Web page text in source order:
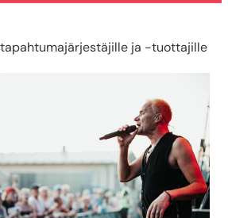
tapahtumajärjestäjille ja -tuottajille